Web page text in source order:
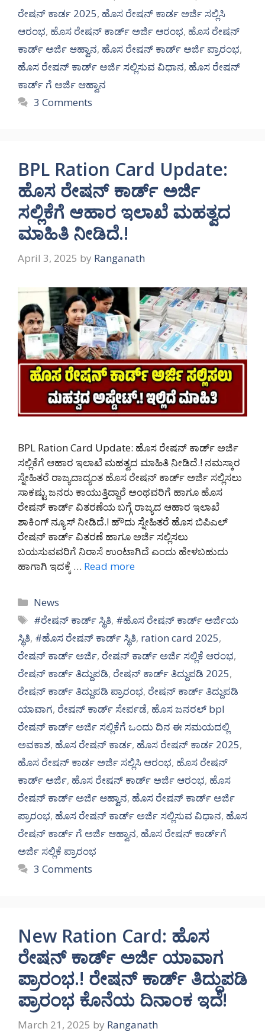
ರೇಷನ್ ಕಾರ್ಡ 2025, ಹೊಸ ರೇಷನ್ ಕಾರ್ಡ ಅರ್ಜಿ ಸಲ್ಲಿಸಿ
ಆರಂಭ, ಹೊಸ ರೇಷನ್ ಕಾರ್ಡ್ ಅರ್ಜಿ ಆರಂಭ, ಹೊಸ ರೇಷನ್
ಕಾರ್ಡ್ ಅರ್ಜಿ ಆಹ್ವಾನ, ಹೊಸ ರೇಷನ್ ಕಾರ್ಡ್ ಅರ್ಜಿ ಪ್ರಾರಂಭ,
ಹೊಸ ರೇಷನ್ ಕಾರ್ಡ್ ಅರ್ಜಿ ಸಲ್ಲಿಸುವ ವಿಧಾನ, ಹೊಸ ರೇಷನ್
ಕಾರ್ಡ್ ಗೆ ಅರ್ಜಿ ಆಹ್ವಾನ
3 Comments
BPL Ration Card Update:
ಹೊಸ ರೇಷನ್ ಕಾರ್ಡ್ ಅರ್ಜಿ
ಸಲ್ಲಿಕೆಗೆ ಆಹಾರ ಇಲಾಖೆ ಮಹತ್ವದ
ಮಾಹಿತಿ ನೀಡಿದೆ.!
April 3, 2025 by Ranganath
BPL Ration Card Update: ಹೊಸ ರೇಷನ್ ಕಾರ್ಡ್ ಅರ್ಜಿ
ಸಲ್ಲಿಕೆಗೆ ಆಹಾರ ಇಲಾಖೆ ಮಹತ್ವದ ಮಾಹಿತಿ ನೀಡಿದೆ.! ನಮಸ್ಕಾರ
ಸ್ನೇಹಿತರೆ ರಾಜ್ಯದಾದ್ಯಂತ ಹೊಸ ರೇಷನ್ ಕಾರ್ಡ್ ಅರ್ಜಿ ಸಲ್ಲಿಸಲು
ಸಾಕಷ್ಟು ಜನರು ಕಾಯುತ್ತಿದ್ದಾರೆ ಅಂಥವರಿಗೆ ಹಾಗೂ ಹೊಸ
ರೇಷನ್ ಕಾರ್ಡ್ ವಿತರಣೆಯ ಬಗ್ಗೆ ರಾಜ್ಯದ ಆಹಾರ ಇಲಾಖೆ
ಶಾಕಿಂಗ್ ನ್ಯೂಸ್ ನೀಡಿದೆ.! ಹೌದು ಸ್ನೇಹಿತರೆ ಹೊಸ ಬಿಪಿಎಲ್
ರೇಷನ್ ಕಾರ್ಡ್ ವಿತರಣೆ ಹಾಗೂ ಅರ್ಜಿ ಸಲ್ಲಿಸಲು
ಬಯಸುವವರಿಗೆ ನಿರಾಸೆ ಉಂಟಾಗಿದೆ ಎಂದು ಹೇಳಬಹುದು
ಹಾಗಾಗಿ ಇದಕ್ಕೆ … Read more
Categories
News
Tags
#ರೇಷನ್ ಕಾರ್ಡ್ ಸ್ಥಿತಿ, #ಹೊಸ ರೇಷನ್ ಕಾರ್ಡ್ ಅರ್ಜಿಯ
ಸ್ಥಿತಿ, #ಹೊಸ ರೇಷನ್ ಕಾರ್ಡ್ ಸ್ಥಿತಿ, ration card 2025,
ರೇಷನ್ ಕಾರ್ಡ್ ಅರ್ಜಿ, ರೇಷನ್ ಕಾರ್ಡ್ ಅರ್ಜಿ ಸಲ್ಲಿಕೆ ಆರಂಭ,
ರೇಷನ್ ಕಾರ್ಡ್ ತಿದ್ದುಪಡಿ, ರೇಷನ್ ಕಾರ್ಡ್ ತಿದ್ದುಪಡಿ 2025,
ರೇಷನ್ ಕಾರ್ಡ್ ತಿದ್ದುಪಡಿ ಪ್ರಾರಂಭ, ರೇಷನ್ ಕಾರ್ಡ್ ತಿದ್ದುಪಡಿ
ಯಾವಾಗ, ರೇಷನ್ ಕಾರ್ಡ್ ಸೇರ್ಪಡೆ, ಹೊಸ ಜನರಲ್ bpl
ರೇಷನ್ ಕಾರ್ಡ್ ಅರ್ಜಿ ಸಲ್ಲಿಕೆಗೆ ಒಂದು ದಿನ ಈ ಸಮಯದಲ್ಲಿ
ಅವಕಾಶ, ಹೊಸ ರೇಷನ್ ಕಾರ್ಡ, ಹೊಸ ರೇಷನ್ ಕಾರ್ಡ 2025,
ಹೊಸ ರೇಷನ್ ಕಾರ್ಡ ಅರ್ಜಿ ಸಲ್ಲಿಸಿ ಆರಂಭ, ಹೊಸ ರೇಷನ್
ಕಾರ್ಡ್ ಅರ್ಜಿ, ಹೊಸ ರೇಷನ್ ಕಾರ್ಡ್ ಅರ್ಜಿ ಆರಂಭ, ಹೊಸ
ರೇಷನ್ ಕಾರ್ಡ್ ಅರ್ಜಿ ಆಹ್ವಾನ, ಹೊಸ ರೇಷನ್ ಕಾರ್ಡ್ ಅರ್ಜಿ
ಪ್ರಾರಂಭ, ಹೊಸ ರೇಷನ್ ಕಾರ್ಡ್ ಅರ್ಜಿ ಸಲ್ಲಿಸುವ ವಿಧಾನ, ಹೊಸ
ರೇಷನ್ ಕಾರ್ಡ್ ಗೆ ಅರ್ಜಿ ಆಹ್ವಾನ, ಹೊಸ ರೇಷನ್ ಕಾರ್ಡ್‌ಗೆ
ಅರ್ಜಿ ಸಲ್ಲಿಕೆ ಪ್ರಾರಂಭ
3 Comments
New Ration Card: ಹೊಸ
ರೇಷನ್ ಕಾರ್ಡ್ ಅರ್ಜಿ ಯಾವಾಗ
ಪ್ರಾರಂಭ.! ರೇಷನ್ ಕಾರ್ಡ್ ತಿದ್ದುಪಡಿ
ಪ್ರಾರಂಭ ಕೊನೆಯ ದಿನಾಂಕ ಇದೆ!
March 21, 2025 by Ranganath